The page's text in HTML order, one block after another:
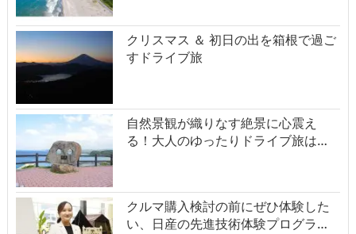
クリスマス ＆ 初日の出を箱根で過ご
すドライブ旅
自然景観が織りなす絶景に心震え
る！大人のゆったりドライブ旅は…
クルマ購入検討の前にぜひ体験した
い、日産の先進技術体験プログラ…